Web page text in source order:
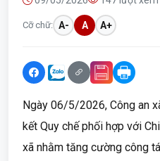
Cỡ chữ: A- A A+
Ngày 06/5/2026, Công an
kết Quy chế phối hợp với
xã nhằm tăng cường công